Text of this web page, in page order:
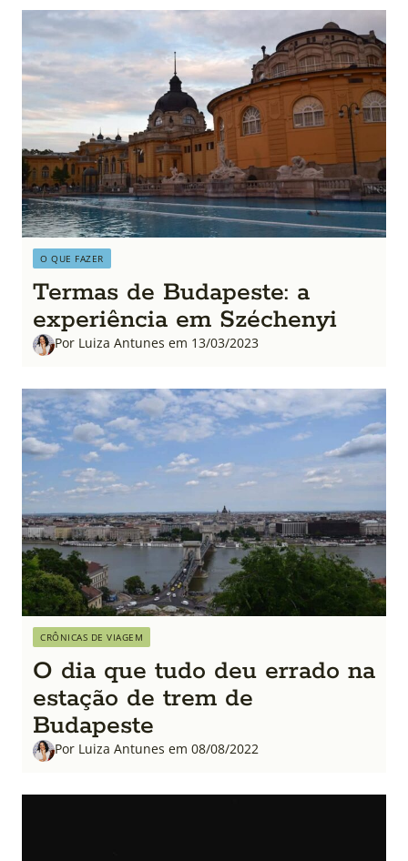
O QUE FAZER
Termas de Budapeste: a
experiência em Széchenyi
Por Luiza Antunes em 13/03/2023
CRÔNICAS DE VIAGEM
O dia que tudo deu errado na
estação de trem de
Budapeste
Por Luiza Antunes em 08/08/2022